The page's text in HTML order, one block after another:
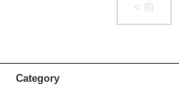
< 前
Category